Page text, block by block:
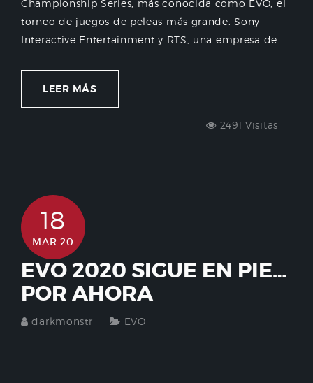
Championship Series, más conocida como EVO, el
torneo de juegos de peleas más grande. Sony
Interactive Entertainment y RTS, una empresa de...
LEER MÁS
2491 Visitas
18
MAR 20
EVO 2020 SIGUE EN PIE…
POR AHORA
darkmonstr EVO